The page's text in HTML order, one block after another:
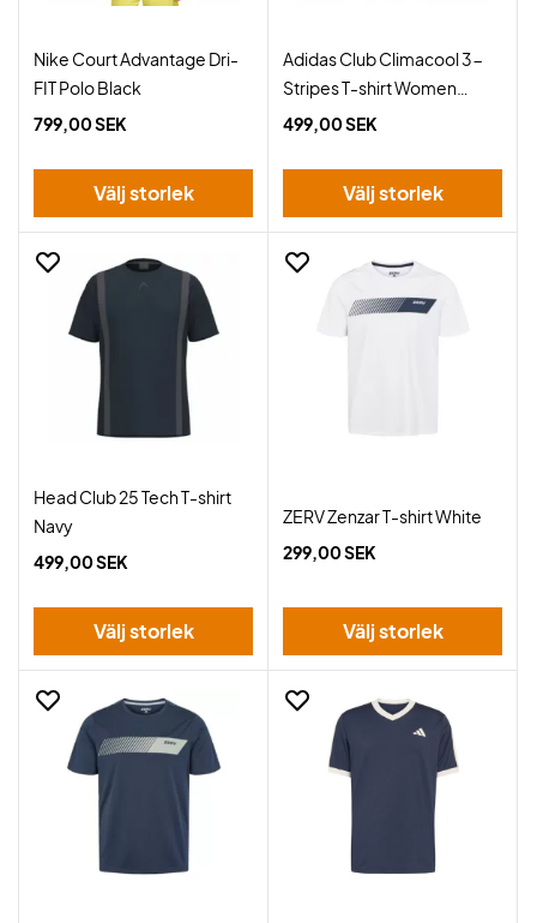
Nike Court Advantage Dri-
FIT Polo Black
799,00 SEK
Välj storlek
Adidas Club Climacool 3-
Stripes T-shirt Women
Black
499,00 SEK
Välj storlek
Head Club 25 Tech T-shirt
Navy
499,00 SEK
Välj storlek
ZERV Zenzar T-shirt White
299,00 SEK
Välj storlek